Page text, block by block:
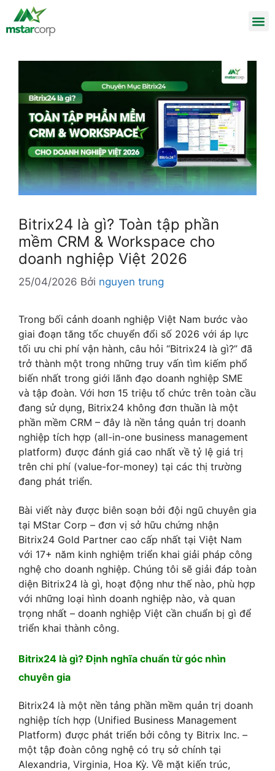
Bitrix24 là gì? Toàn tập phần
mềm CRM & Workspace cho
doanh nghiệp Việt 2026
25/04/2026 Bởi nguyen trung
Trong bối cảnh doanh nghiệp Việt Nam bước vào
giai đoạn tăng tốc chuyển đổi số 2026 với áp lực
tối ưu chi phí vận hành, câu hỏi “Bitrix24 là gì?” đã
trở thành một trong những truy vấn tìm kiếm phổ
biến nhất trong giới lãnh đạo doanh nghiệp SME
và tập đoàn. Với hơn 15 triệu tổ chức trên toàn cầu
đang sử dụng, Bitrix24 không đơn thuần là một
phần mềm CRM – đây là nền tảng quản trị doanh
nghiệp tích hợp (all-in-one business management
platform) được đánh giá cao nhất về tỷ lệ giá trị
trên chi phí (value-for-money) tại các thị trường
đang phát triển.
Bài viết này được biên soạn bởi đội ngũ chuyên gia
tại MStar Corp – đơn vị sở hữu chứng nhận
Bitrix24 Gold Partner cao cấp nhất tại Việt Nam
với 17+ năm kinh nghiệm triển khai giải pháp công
nghệ cho doanh nghiệp. Chúng tôi sẽ giải đáp toàn
diện Bitrix24 là gì, hoạt động như thế nào, phù hợp
với những loại hình doanh nghiệp nào, và quan
trọng nhất – doanh nghiệp Việt cần chuẩn bị gì để
triển khai thành công.
Bitrix24 là gì? Định nghĩa chuẩn từ góc nhìn
chuyên gia
Bitrix24 là một nền tảng phần mềm quản trị doanh
nghiệp tích hợp (Unified Business Management
Platform) được phát triển bởi công ty Bitrix Inc. –
một tập đoàn công nghệ có trụ sở chính tại
Alexandria, Virginia, Hoa Kỳ. Về mặt kiến trúc,